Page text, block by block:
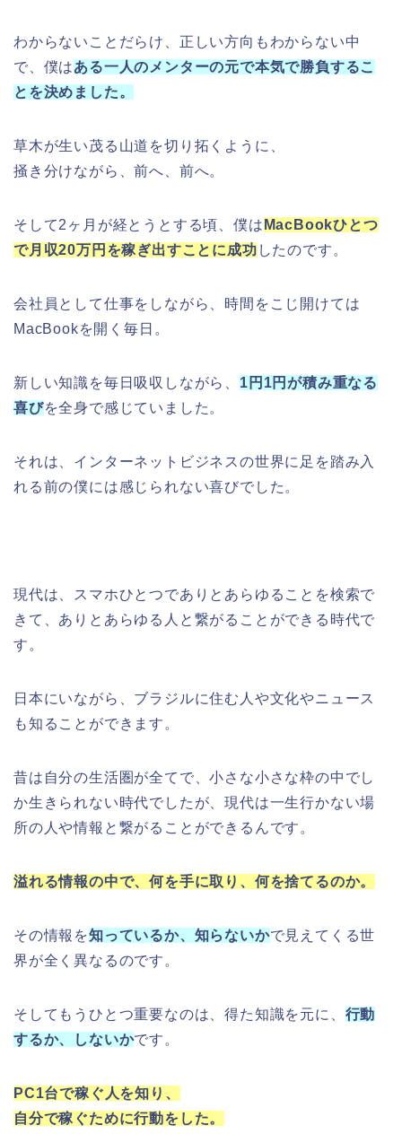
わからないことだらけ、正しい方向もわからない中
で、僕はある一人のメンターの元で本気で勝負するこ
とを決めました。
草木が生い茂る山道を切り拓くように、
掻き分けながら、前へ、前へ。
そして2ヶ月が経とうとする頃、僕は MacBookひとつ
で月収20万円を稼ぎ出すことに成功 したのです。
会社員として仕事をしながら、時間をこじ開けては
MacBookを開く毎日。
新しい知識を毎日吸収しながら、 1円1円が積み重なる
喜びを全身で感じていました。
それは、インターネットビジネスの世界に足を踏み入
れる前の僕には感じられない喜びでした。
現代は、スマホひとつでありとあらゆることを検索で
きて、ありとあらゆる人と繋がることができる時代で
す。
日本にいながら、ブラジルに住む人や文化やニュース
も知ることができます。
昔は自分の生活圏が全てで、小さな小さな枠の中でし
か生きられない時代でしたが、現代は一生行かない場
所の人や情報と繋がることができるんです。
溢れる情報の中で、何を手に取り、何を捨てるのか。
その情報を知っているか、知らないかで見えてくる世
界が全く異なるのです。
そしてもうひとつ重要なのは、得た知識を元に、 行動
するか、しないかです。
PC1台で稼ぐ人を知り、
自分で稼ぐために行動をした。